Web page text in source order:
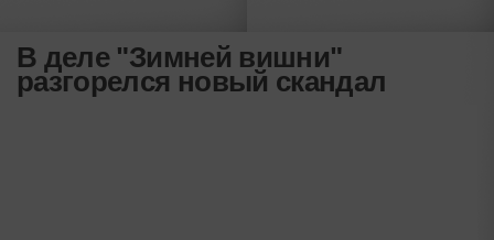
В деле "Зимней вишни"
разгорелся новый скандал